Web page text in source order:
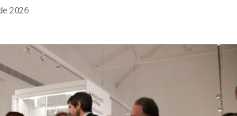
2026